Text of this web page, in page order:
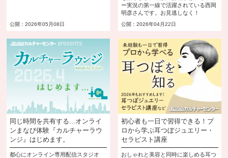
公開：2026年05月08日
ー実況の第一線で活躍されている西岡
明彦さんです。お見逃しなく！
公開：2026年04月22日
同じ時間を共有する...オンライ
ンまなび体験『カルチャーラウ
ンジ』はじめます。
都心にオンライン専用配信スタジオ
初心者も一日で習得できる！プ
ロから学ぶ耳つぼジュエリー・
セラピスト講座
おしゃれと美容と同時に楽しめる耳つ